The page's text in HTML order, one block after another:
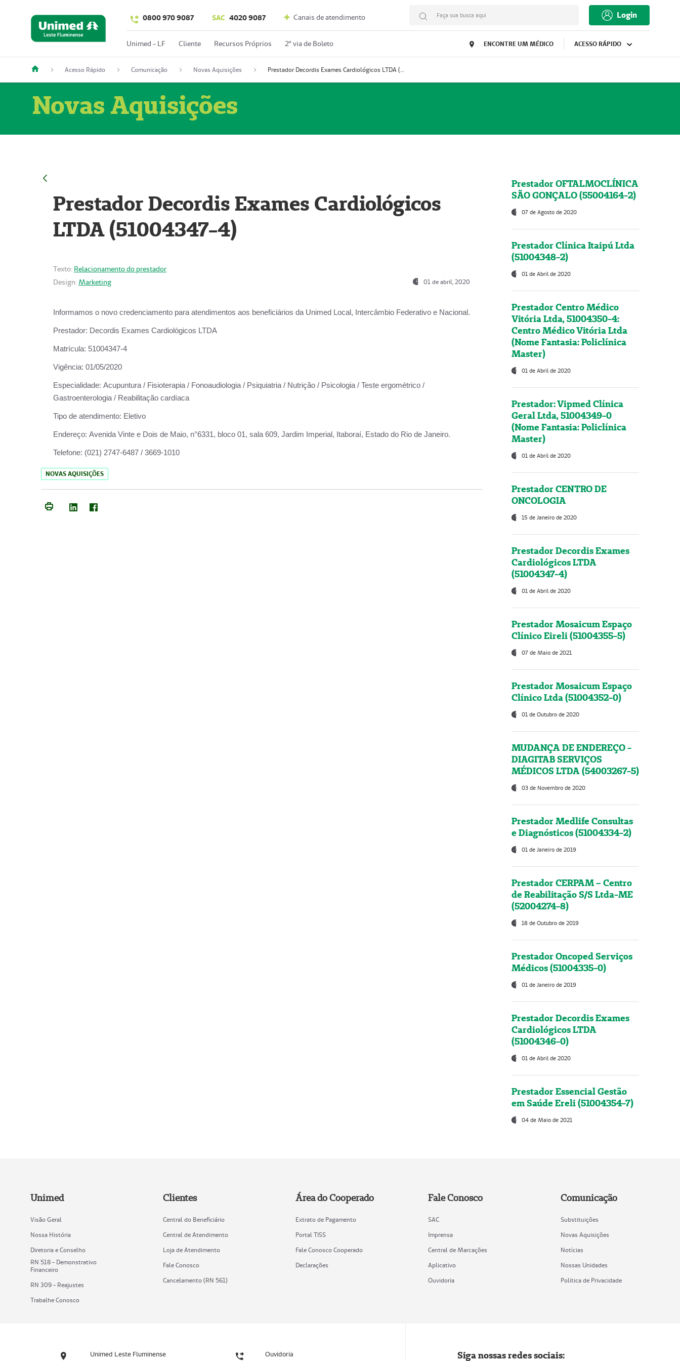
0800 970 9087 SAC 4020 9087 Canais de atendimento Faça sua busca aqui Login
Unimed - LF Cliente Recursos Próprios 2º via de Boleto ENCONTRE UM MÉDICO ACESSO RÁPIDO
Acesso Rápido Comunicação Novas Aquisições Prestador Decordis Exames Cardiológicos LTDA (51004347-4)
Novas Aquisições
Prestador Decordis Exames Cardiológicos
LTDA (51004347-4)
Texto: Relacionamento do prestador
Design: Marketing 01 de abril, 2020
Informamos o novo credenciamento para atendimentos aos beneficiários da Unimed Local, Intercâmbio Federativo e Nacional.
Prestador: Decordis Exames Cardiológicos LTDA
Matrícula: 51004347-4
Vigência: 01/05/2020
Especialidade: Acupuntura / Fisioterapia / Fonoaudiologia / Psiquiatria / Nutrição / Psicologia / Teste ergométrico /
Gastroenterologia / Reabilitação cardíaca
Tipo de atendimento: Eletivo
Endereço: Avenida Vinte e Dois de Maio, n°6331, bloco 01, sala 609, Jardim Imperial, Itaboraí, Estado do Rio de Janeiro.
Telefone: (021) 2747-6487 / 3669-1010
NOVAS AQUISIÇÕES
Prestador OFTALMOCLÍNICA
SÃO GONÇALO (55004164-2)
07 de Agosto de 2020
Prestador Clínica Itaipú Ltda
(51004348-2)
01 de Abril de 2020
Prestador Centro Médico
Vitória Ltda, 51004350-4:
Centro Médico Vitória Ltda
(Nome Fantasia: Policlínica
Master)
01 de Abril de 2020
Prestador: Vipmed Clínica
Geral Ltda, 51004349-0
(Nome Fantasia: Policlínica
Master)
01 de Abril de 2020
Prestador CENTRO DE
ONCOLOGIA
15 de Janeiro de 2020
Prestador Decordis Exames
Cardiológicos LTDA
(51004347-4)
01 de Abril de 2020
Prestador Mosaicum Espaço
Clínico Eireli (51004355-5)
07 de Maio de 2021
Prestador Mosaicum Espaço
Clínico Ltda (51004352-0)
01 de Outubro de 2020
MUDANÇA DE ENDEREÇO -
DIAGITAB SERVIÇOS
MÉDICOS LTDA (54003267-5)
03 de Novembro de 2020
Prestador Medlife Consultas
e Diagnósticos (51004334-2)
01 de Janeiro de 2019
Prestador CERPAM – Centro
de Reabilitação S/S Ltda-ME
(52004274-8)
18 de Outubro de 2019
Prestador Oncoped Serviços
Médicos (51004335-0)
01 de Janeiro de 2019
Prestador Decordis Exames
Cardiológicos LTDA
(51004346-0)
01 de Abril de 2020
Prestador Essencial Gestão
em Saúde Ereli (51004354-7)
04 de Maio de 2021
Unimed
Visão Geral
Nossa História
Diretoria e Conselho
RN 518 - Demonstrativo
Financeiro
RN 309 - Reajustes
Trabalhe Conosco
Clientes
Central do Beneficiário
Central de Atendimento
Loja de Atendimento
Fale Conosco
Cancelamento (RN 561)
Área do Cooperado
Extrato de Pagamento
Portal TISS
Fale Conosco Cooperado
Declarações
Fale Conosco
SAC
Imprensa
Central de Marcações
Aplicativo
Ouvidoria
Comunicação
Substituições
Novas Aquisições
Notícias
Nossas Unidades
Política de Privacidade
Unimed Leste Fluminense Ouvidoria Siga nossas redes sociais: